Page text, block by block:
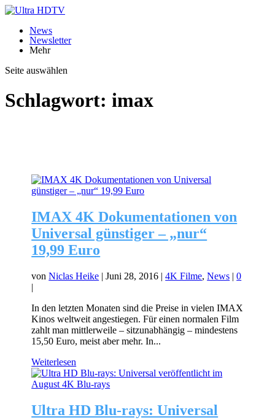
News
Newsletter
Mehr
Seite auswählen
Schlagwort: imax
IMAX 4K Dokumentationen von
Universal günstiger – „nur“
19,99 Euro
vonNiclas Heike |Juni 28, 2016 |4K Filme,News |0
|
In den letzten Monaten sind die Preise in vielen IMAX
Kinos weltweit angestiegen. Für einen normalen Film
zahlt man mittlerweile – sitzunabhängig – mindestens
15,50 Euro, meist aber mehr. In...
Weiterlesen
Ultra HD Blu-rays: Universal